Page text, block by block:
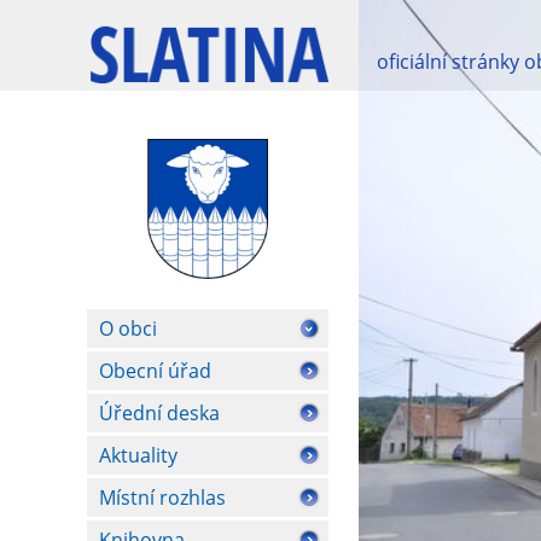
O obci
Obecní úřad
Úřední deska
Aktuality
Místní rozhlas
oficiální stránky